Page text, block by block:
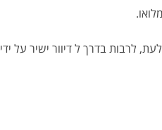
לרבות בדרך ל דיוור ישיר על ידי